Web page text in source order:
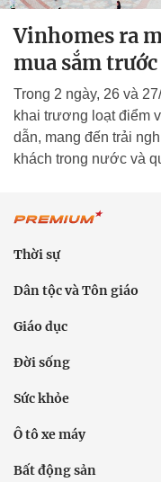
Vinhomes ra
mua sắm
Trong 2 ngày, 26 và
khai trương loạt điểm
dẫn, mang đến trải
khách trong nước và
Thời sự
Dân tộc và Tôn giáo
Giáo dục
Đời sống
Sức khỏe
Ô tô xe máy
Bất động sản